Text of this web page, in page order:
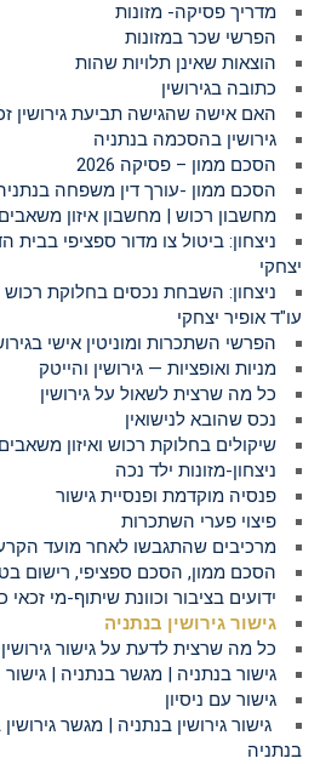
מדריך פסיקה- מזונות
הפרשי שכר במזונות
הוצאות שאינן תלויות שהות
כתובה בגירושין
האם אישה שהגישה תביעת גירושין
גירושין בהסכמה בנתניה
הסכם ממון – פסיקה 2026
הסכם ממון -עורך דין משפחה
מחשבון רכוש | מחשבון איזון משאבים
ניצחון: ביטול צו מדור ספציפי בבית
יצחקי
ניצחון: השבחת נכסים בחלוקת רכוש
עו"ד אופיר יצחקי
הפרשי השתכרות ומוניטין אישי
מניות ואופציות — גירושין והייטק
כל מה שרצית לשאול על גירושין
נכס שהובא לנישואין
שיקולים בחלוקת רכוש ואיזון משאבים
ניצחון-מזונות ילד נכה
פנסיה מוקדמת ופנסיית גישור
פיצוי פערי השתכרות
מרכיבים שהתגבשו לאחר מועד
הסכם ממון, הסכם ספציפי, רישום
ידועים בציבור וכוונת שיתוף-מי
גישור גירושין בנתניה
כל מה שרצית לדעת על גישור גירושין
גישור בנתניה | מגשר בנתניה | גישור
גישור עם ניסיון
גישור גירושין בנתניה | מגשר
בנתניה